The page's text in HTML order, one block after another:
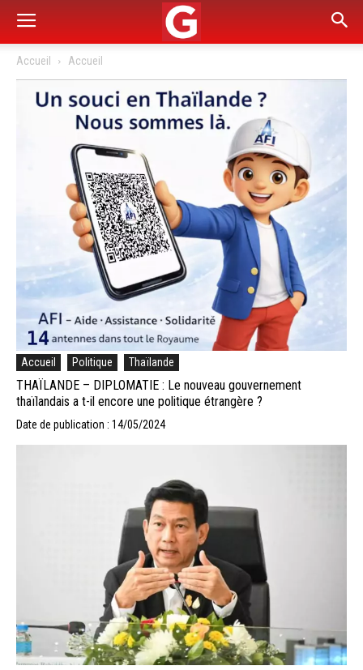
Accueil Accueil
Accueil Politique Thaïlande
THAÏLANDE – DIPLOMATIE : Le nouveau gouvernement
thaïlandais a t-il encore une politique étrangère ?
Date de publication : 14/05/2024